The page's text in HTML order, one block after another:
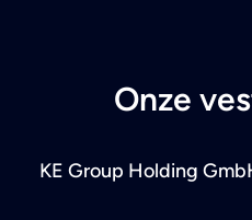
Onze
KE Group Holding